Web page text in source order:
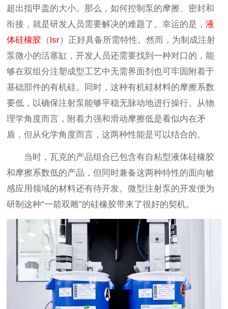
超出指甲盖的大小。那么，如何控制泵的摩擦、密封和
衔接，就是研发人员需要解决的难题了。幸运的是， 液
体硅橡胶 （lsr）正好具备所需特性。然而，为制成注射
泵微小的活塞缸，开发人员还需要找到一种对口的，能
够在双组分注塑成型工艺中无需界面剂也可牢固附着于
基础部件的有机硅。同时，这种有机硅材料的摩擦系数
要低，以确保注射泵能够平稳无脉动地进行操行。从物
理学角度而言，附着力强和滑动摩擦低是看似内在矛
盾，但从化学角度而言，这两种性能是可以结合的。
当时，瓦克的产品组合已包含有自粘型液体硅橡胶
和摩擦系数低的产品，但同时兼备这两种特性的面向敏
感应用领域的材料还有待开发。微型注射泵的开发便为
研制这种“一箭双雕”的硅橡胶带来了很好的契机。